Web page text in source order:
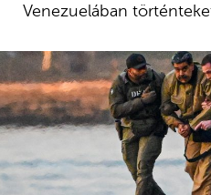
Venezuelában